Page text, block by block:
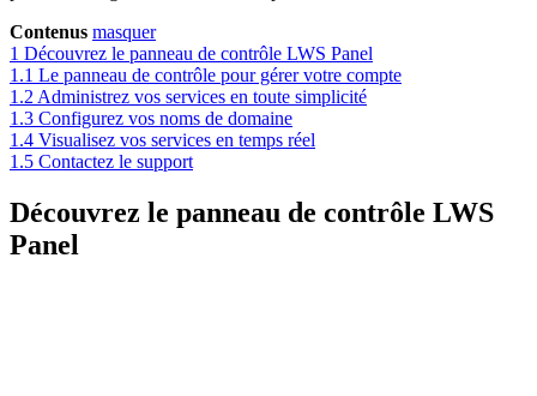
Contenus masquer
1 Découvrez le panneau de contrôle LWS Panel
1.1 Le panneau de contrôle pour gérer votre compte
1.2 Administrez vos services en toute simplicité
1.3 Configurez vos noms de domaine
1.4 Visualisez vos services en temps réel
1.5 Contactez le support
Découvrez le panneau de contrôle LWS
Panel